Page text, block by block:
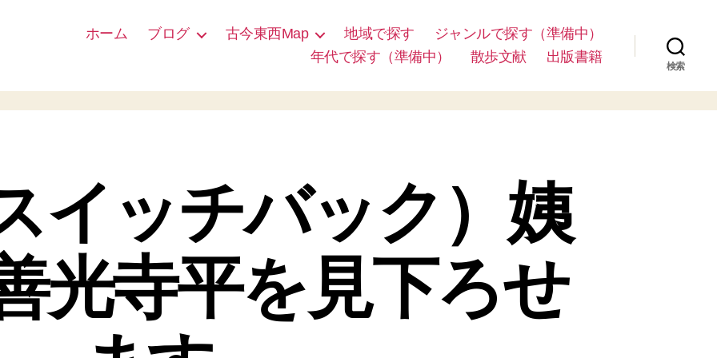
ホーム ブログ 古今東西Map 地域で探す
ジャンルで探す（準備中）
年代で探す（準備中）
散歩文献 出版書籍
検索
イッチバック）姨
光寺平を見下ろせ